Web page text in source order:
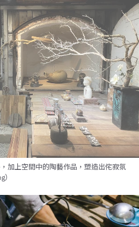
加上空間中的陶藝作品，塑造出侘寂氛